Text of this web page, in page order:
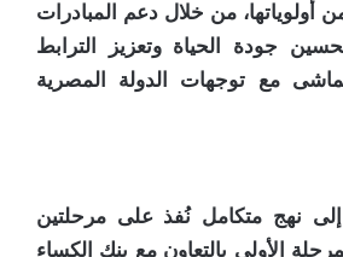
أولوياتها، من خلال دعم المبادرات
جودة الحياة وتعزيز الترابط
مع توجهات الدولة المصرية
نهج متكامل نُفذ على مرحلتين
الأولى بالتعاون مع بنك الكساء